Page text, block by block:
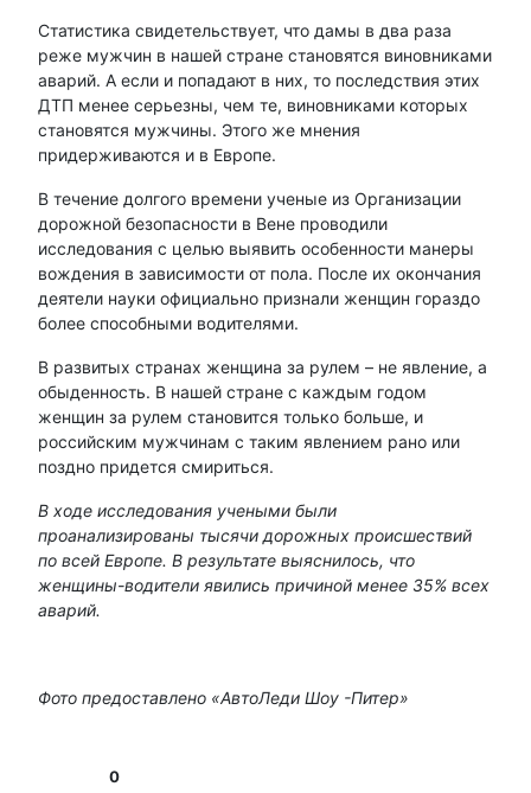
Статистика свидетельствует, что дамы в два раза
реже мужчин в нашей стране становятся виновниками
аварий. А если и попадают в них, то последствия этих
ДТП менее серьезны, чем те, виновниками которых
становятся мужчины. Этого же мнения
придерживаются и в Европе.
В течение долгого времени ученые из Организации
дорожной безопасности в Вене проводили
исследования с целью выявить особенности манеры
вождения в зависимости от пола. После их окончания
деятели науки официально признали женщин гораздо
более способными водителями.
В развитых странах женщина за рулем – не явление, а
обыденность. В нашей стране с каждым годом
женщин за рулем становится только больше, и
российским мужчинам с таким явлением рано или
поздно придется смириться.
В ходе исследования учеными были
проанализированы тысячи дорожных происшествий
по всей Европе. В результате выяснилось, что
женщины-водители явились причиной менее 35% всех
аварий.
Фото предоставлено «АвтоЛеди Шоу -Питер»
0